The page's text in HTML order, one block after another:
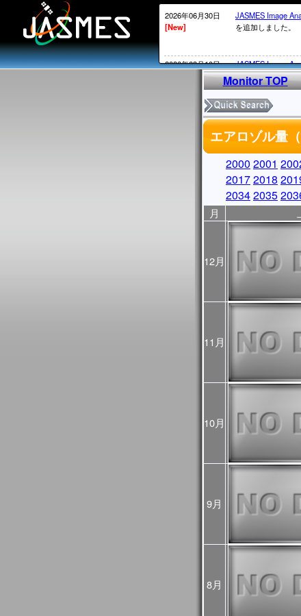
2026年06月30日
[New]
JASMES Image
を追加しました。
2026年03月10日
JASMES Image
表示物理 量を追加
2026年02月20日
衛星内の時刻が
2026年02月12日
ータについては、
MOS系の通常の
かかる）ことが発
処理されていない
実施していきます
2026年02月13日
・SGLI標準データ
しています。サー
JASMES Image
2025年12月26日
2026/1/7よりSGLI
に、データ提供期
10/18から10/23ま
ントリストをご覧
表示物理量を追加
を公開しました。
2025年03月28日
JASMESエアロ
し、v3200として
像についても再作
プロダクト詳細に
をご確認ください
2024年12月～
Monitor TOP
エアロゾル量
2000 2001
20172018
20342035
月
12月
11月
10月
9月
8月